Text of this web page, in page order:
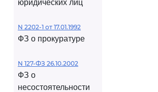
юридических лиц
N 2202-1 от 17.01.1992
ФЗ о прокуратуре
N 127-ФЗ 26.10.2002
ФЗ о
несостоятельности